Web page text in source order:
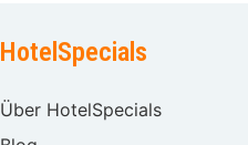
HotelSpecials
Über HotelSpecials